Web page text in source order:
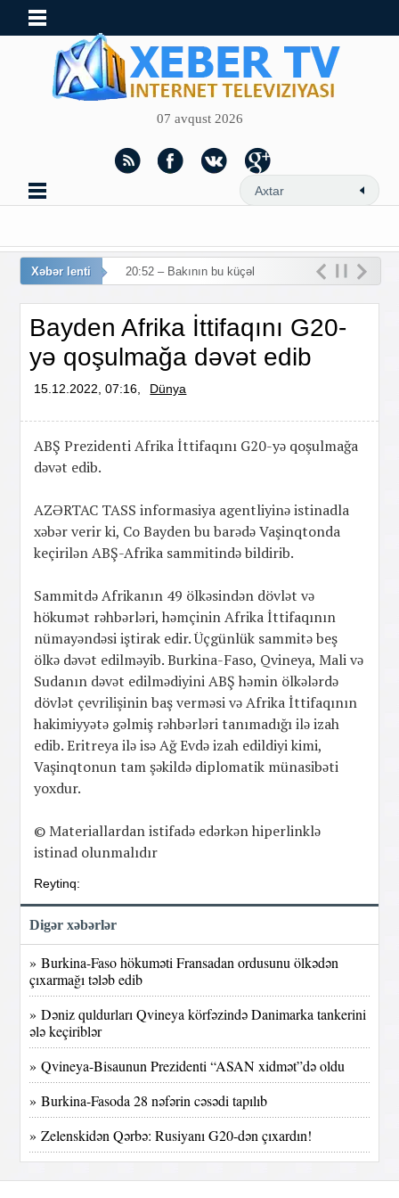
07 avqust 2026
Xəbər lenti 20:52 – Bakının bu küçələrind
Bayden Afrika İttifaqını G20-
yə qoşulmağa dəvət edib
15.12.2022, 07:16, Dünya
ABŞ Prezidenti Afrika İttifaqını G20-yə qoşulmağa
dəvət edib.
AZƏRTAC TASS informasiya agentliyinə istinadla
xəbər verir ki, Co Bayden bu barədə Vaşinqtonda
keçirilən ABŞ-Afrika sammitində bildirib.
Sammitdə Afrikanın 49 ölkəsindən dövlət və
hökumət rəhbərləri, həmçinin Afrika İttifaqının
nümayəndəsi iştirak edir. Üçgünlük sammitə beş
ölkə dəvət edilməyib. Burkina-Faso, Qvineya, Mali və
Sudanın dəvət edilmədiyini ABŞ həmin ölkələrdə
dövlət çevrilişinin baş verməsi və Afrika İttifaqının
hakimiyyətə gəlmiş rəhbərləri tanımadığı ilə izah
edib. Eritreya ilə isə Ağ Evdə izah edildiyi kimi,
Vaşinqtonun tam şəkildə diplomatik münasibəti
yoxdur.
© Materiallardan istifadə edərkən hiperlinklə
istinad olunmalıdır
Reytinq:
Digər xəbərlər
» Burkina-Faso hökuməti Fransadan ordusunu ölkədən
çıxarmağı tələb edib
» Dəniz quldurları Qvineya körfəzində Danimarka tankerini
ələ keçiriblər
» Qvineya-Bisaunun Prezidenti “ASAN xidmət”də oldu
» Burkina-Fasoda 28 nəfərin cəsədi tapılıb
» Zelenskidən Qərbə: Rusiyanı G20-dən çıxardın!